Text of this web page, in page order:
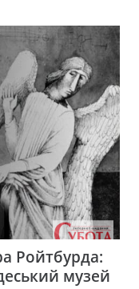
Ройтбурда:
музей